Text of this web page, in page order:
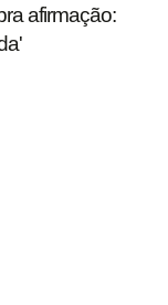
afirmação: